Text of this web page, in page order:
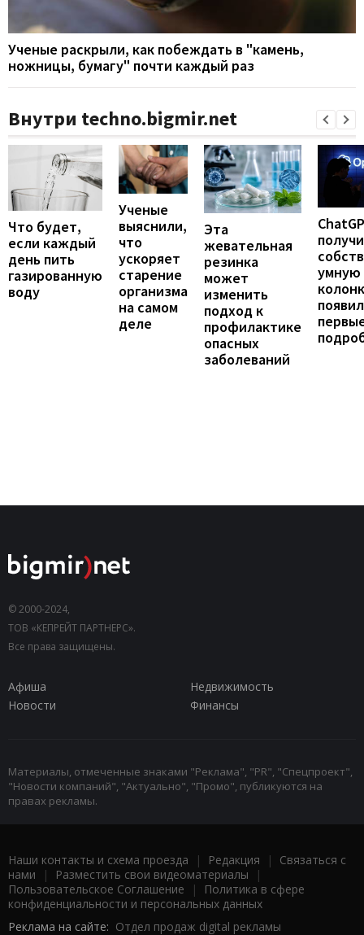
Ученые раскрыли, как побеждать в "камень,
ножницы, бумагу" почти каждый раз
Внутри techno.bigmir.net
Что будет,
если каждый
день пить
газированную
воду
Ученые
выяснили,
что
ускоряет
старение
организма
на самом
деле
Эта
жевательная
резинка
может
изменить
подход к
профилактике
опасных
заболеваний
умную
© 2000-2024,
ТОВ «КЕПРЕЙТ ПАРТНЕРС».
Все права защищены.
Афиша
Недвижимость
Новости
Финансы
Материалы, отмеченные знаками "Реклама", "PR", "Спецпроект",
"Новости компаний", "Актуально", "Промо", публикуются на
правах рекламы.
Наши контакты и схема проезда | Редакция | Связаться с
нами | Разместить свои видеоматериалы |
Пользовательское Соглашение |
Политика в сфере
конфиденциальности и персональных данных
Реклама на сайте: Отдел продаж digital рекламы